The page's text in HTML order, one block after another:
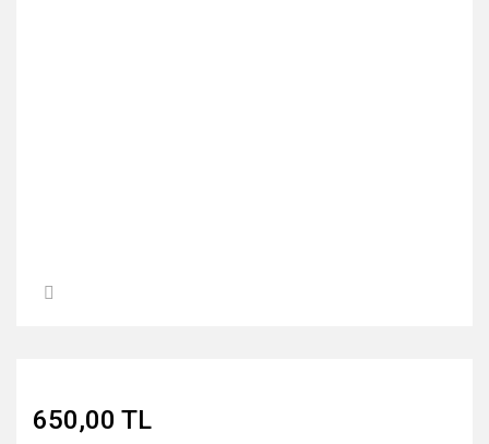
650,00 TL